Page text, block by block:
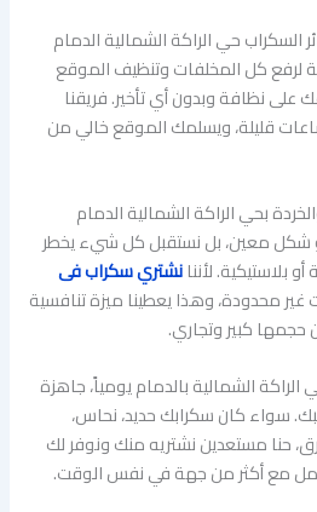
السكراب حي الراكة الشمالية الدمام
لرفع كل المخلفات وتنظيف الموقع
نظافة وبدون أي تأخير. فريقنا
قليلة، ويسلمك الموقع خالي من
بحي الراكة الشمالية الدمام
شكل معين، بل نستقبل كل شيء يخطر
بلاستيكية. لأننانشتري سكراب فى
محدودة، وهذا يعطينا ميزة تنافسية
كبير وتجاري.
الشمالية بالدمام يومياً، جاهزة
سواء كان سكرابك حديد، نحاس،
حنا مستعدين نشتريه منك ونوفر لك
مع أكثر من جهة في نفس الوقت.